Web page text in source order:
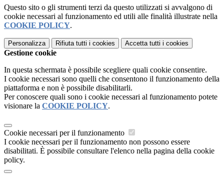
Questo sito o gli strumenti terzi da questo utilizzati si avvalgono di
cookie necessari al funzionamento ed utili alle finalità illustrate nella
COOKIE POLICY.
Personalizza Rifiuta tutti i cookies Accetta tutti i cookies
Gestione cookie
In questa schermata è possibile scegliere quali cookie consentire.
I cookie necessari sono quelli che consentono il funzionamento della
piattaforma e non è possibile disabilitarli.
Per conoscere quali sono i cookie necessari al funzionamento potete
visionare la COOKIE POLICY.
Cookie necessari per il funzionamento
I cookie necessari per il funzionamento non possono essere
disabilitati. È possibile consultare l'elenco nella pagina della cookie
policy.